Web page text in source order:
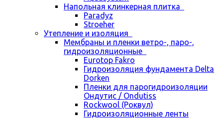
Напольная клинкерная плитка
Paradyz
Stroeher
Утепление и изоляция
Мембраны и пленки ветро-, паро-,
гидроизоляционные
Eurotop Fakro
Гидроизоляция фундамента Delta
Dorken
Пленки для парогидроизоляции
Ондутис / Ondutiss
Rockwool (Роквул)
Гидроизоляционные ленты